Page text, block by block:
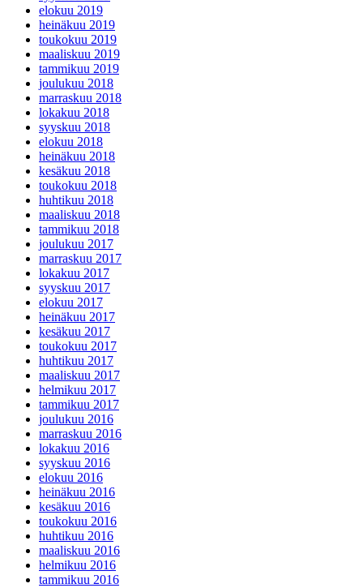
elokuu 2019
heinäkuu 2019
toukokuu 2019
maaliskuu 2019
tammikuu 2019
joulukuu 2018
marraskuu 2018
lokakuu 2018
syyskuu 2018
elokuu 2018
heinäkuu 2018
kesäkuu 2018
toukokuu 2018
huhtikuu 2018
maaliskuu 2018
tammikuu 2018
joulukuu 2017
marraskuu 2017
lokakuu 2017
syyskuu 2017
elokuu 2017
heinäkuu 2017
kesäkuu 2017
toukokuu 2017
huhtikuu 2017
maaliskuu 2017
helmikuu 2017
tammikuu 2017
joulukuu 2016
marraskuu 2016
lokakuu 2016
syyskuu 2016
elokuu 2016
heinäkuu 2016
kesäkuu 2016
toukokuu 2016
huhtikuu 2016
maaliskuu 2016
helmikuu 2016
tammikuu 2016